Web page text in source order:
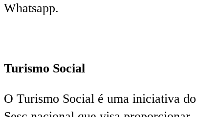
Whatsapp.
Turismo Social
O Turismo Social é uma iniciativa do